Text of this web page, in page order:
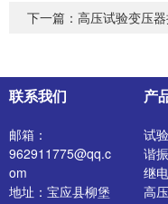
下一篇： 高压试验变压
联系我们
邮箱：
962911775@qq.c
om
地址：宝应县柳堡
产
试
谐
继
高